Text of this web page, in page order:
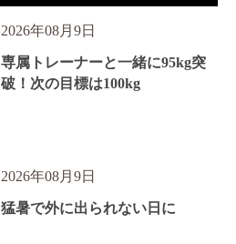
2026年08月9日
専属トレーナーと一緒に95kg突
破！次の目標は100kg
2026年08月9日
猛暑で外に出られない日に